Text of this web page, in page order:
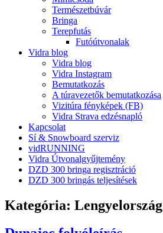
Természetbúvár
Bringa
Terepfutás
Futóútvonalak
Vidra blog
Vidra blog
Vidra Instagram
Bemutatkozás
A túravezetők bemutatkozása
Vizitúra fényképek (FB)
Vidra Strava edzésnapló
Kapcsolat
Sí & Snowboard szerviz
vidRUNNING
Vidra Útvonalgyűjtemény
DZD 300 bringa regisztráció
DZD 300 bringás teljesítések
Kategória: Lengyelország